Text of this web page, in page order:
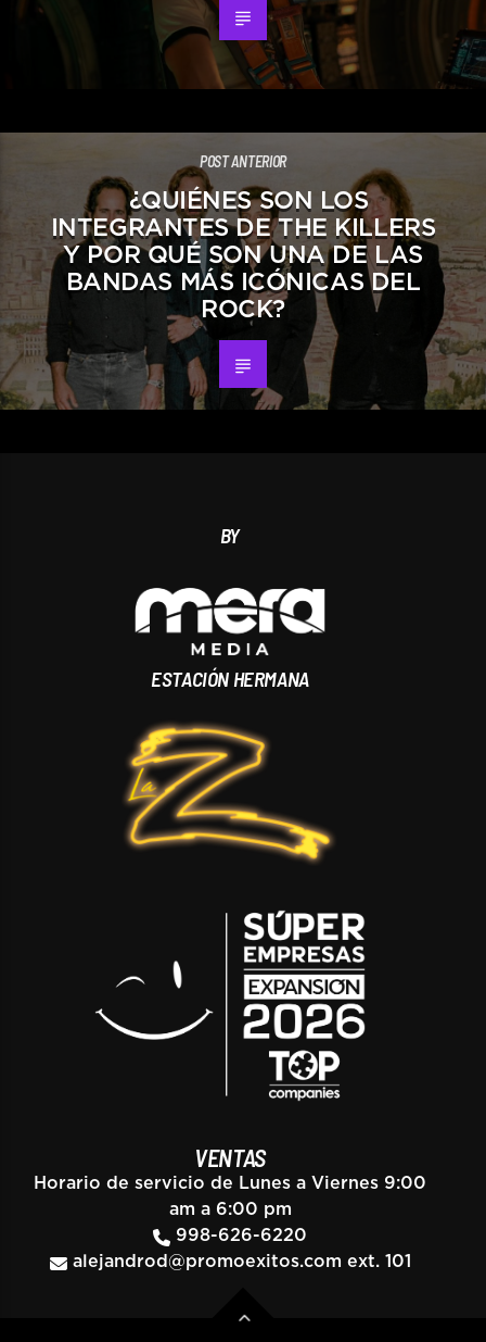
POST ANTERIOR
¿QUIÉNES SON LOS
INTEGRANTES DE THE KILLERS
Y POR QUÉ SON UNA DE LAS
BANDAS MÁS ICÓNICAS DEL
ROCK?
BY
ESTACIÓN HERMANA
VENTAS
Horario de servicio de Lunes a Viernes 9:00
am a 6:00 pm
998-626-6220
alejandrod@promoexitos.com ext. 101